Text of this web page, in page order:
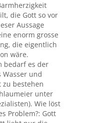
die Gott so vor
Aussage
enorm grosse
die eigentlich
wäre.
bedarf es der
und
zu bestehen
unter
Wie löst
Problem?: Gott